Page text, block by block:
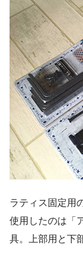
ラティス固定用
使用したのは「
具。上部用と下